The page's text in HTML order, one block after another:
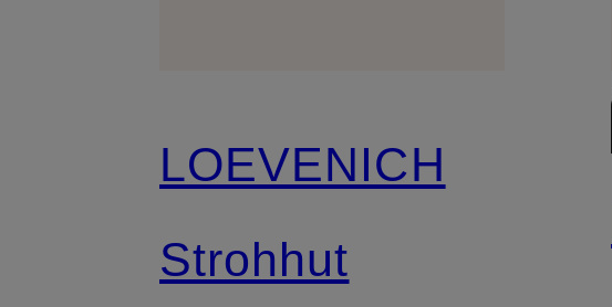
LOEVENICH
Strohhut